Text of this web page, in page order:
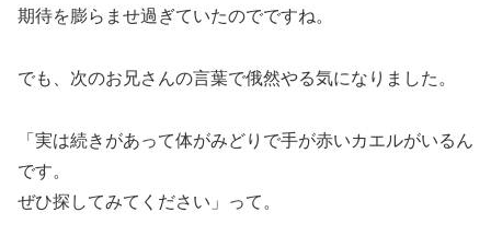
期待を膨らませ過ぎていたのでですね。
でも、次のお兄さんの言葉で俄然やる気になりました。
「実は続きがあって体がみどりで手が赤いカエルがいるん
です。
ぜひ探してみてください」って。